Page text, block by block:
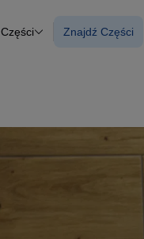
Osobowe
Części Znajdź Części